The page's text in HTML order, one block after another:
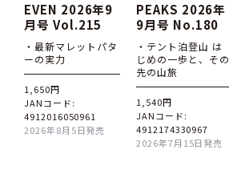
EVEN 2026年9
月号 Vol.215
・最新マレットパタ
ーの実力
1,650円
JANコード:
4912016050961
2026年8月5日発売
PEAKS 2026年
9月号 No.180
・テント泊登山 は
じめの一歩と、その
先の山旅
1,540円
JANコード:
4912174330967
2026年7月15日発売